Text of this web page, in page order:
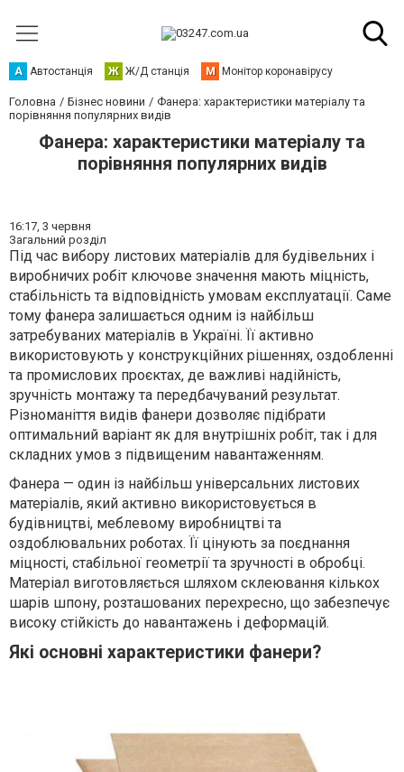
А Автостанція Ж Ж/Д станція М Монітор коронавірусу
Головна Бізнес новини
Фанера: характеристики матеріалу та
порівняння популярних видів
Фанера: характеристики матеріалу та
порівняння популярних видів
16:17, 3 червня
Загальний розділ
Під час вибору листових матеріалів для будівельних і
виробничих робіт ключове значення мають міцність,
стабільність та відповідність умовам експлуатації. Саме
тому фанера залишається одним із найбільш
затребуваних матеріалів в Україні. Її активно
використовують у конструкційних рішеннях, оздобленні
та промислових проєктах, де важливі надійність,
зручність монтажу та передбачуваний результат.
Різноманіття видів фанери дозволяє підібрати
оптимальний варіант як для внутрішніх робіт, так і для
складних умов з підвищеним навантаженням.
Фанера — один із найбільш універсальних листових
матеріалів, який активно використовується в
будівництві, меблевому виробництві та
оздоблювальних роботах. Її цінують за поєднання
міцності, стабільної геометрії та зручності в обробці.
Матеріал виготовляється шляхом склеювання кількох
шарів шпону, розташованих перехресно, що забезпечує
високу стійкість до навантажень і деформацій.
Які основні характеристики фанери?